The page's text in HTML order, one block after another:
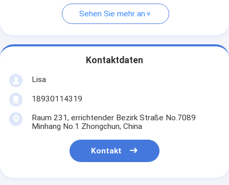
Sehen Sie mehr an
Kontaktdaten
Lisa
18930114319
Raum 231, errichtender Bezirk Straße No.7089
Minhang No.1 Zhongchun, China
Kontakt